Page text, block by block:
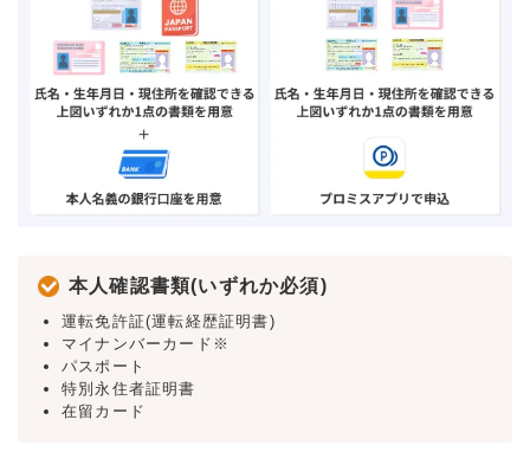
本人確認書類(いずれか必須)
運転免許証(運転経歴証明書)
マイナンバーカード※
パスポート
特別永住者証明書
在留カード